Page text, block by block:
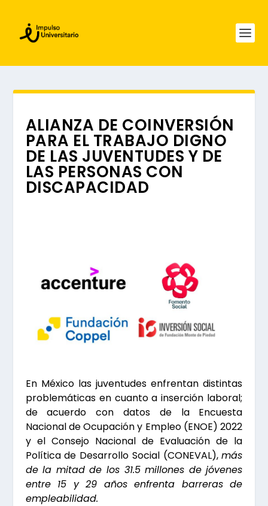
ALIANZA DE COINVERSIÓN
PARA EL TRABAJO DIGNO
DE LAS JUVENTUDES Y DE
LAS PERSONAS CON
DISCAPACIDAD
En México las juventudes enfrentan distintas
problemáticas en cuanto a inserción laboral;
de acuerdo con datos de la Encuesta
Nacional de Ocupación y Empleo (ENOE) 2022
y el Consejo Nacional de Evaluación de la
Política de Desarrollo Social (CONEVAL),más
de la mitad de los 31.5 millones de jóvenes
entre 15 y 29 años enfrenta barreras de
empleabilidad.